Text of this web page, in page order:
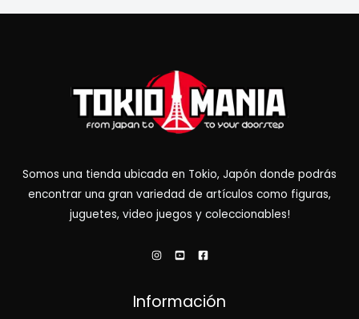
Somos una tienda ubicada en Tokio, Japón donde podrás
encontrar una gran variedad de artículos como figuras,
juguetes, video juegos y coleccionables!
Información